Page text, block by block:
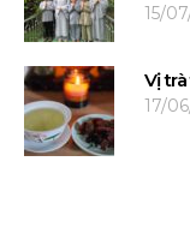
15/
Vị
17/